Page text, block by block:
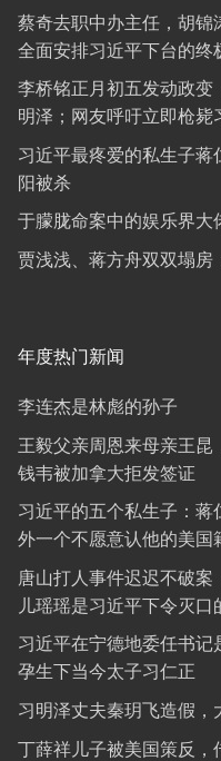
蔡奇去职中办主任，胡锦
全面安排习近平下台的终
李桥铭正月初五发动政变
明泽；网友呼吁立即枪
习近平最疼爱的私生子
阳被杀
于朦胧命案中的娱乐界大
贾浅浅、蒋方舟双双塌房
年度热门新闻
李连杰是林彪的孙子
王毅父亲周恩来母亲王昆
钱韦被加拿大拒发签证
习近平的五个私生子：
外一个不愿意认他的美国
唐山打人事件迟迟不破
儿瑶瑶是习近平下令灭口
习近平在宁德地委任书
孕生下当今太子习仁正
习明泽丈夫秦玥飞造假，
丁薛祥儿子被美国策反，